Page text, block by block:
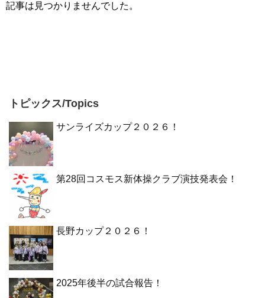
記事は見つかりませんでした。
トピックス/Topics
サンライズカップ２０２６！
第28回コスモス新体操クラブ演技発表会！
長野カップ２０２６！
2025年後半の試合報告！